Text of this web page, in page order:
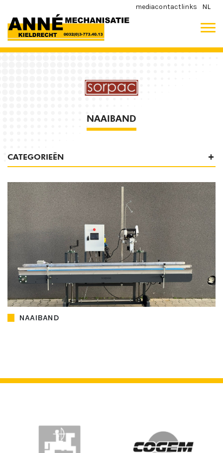
mediacontactlinks NL
NAAIBAND
CATEGORIEËN
NAAIBAND